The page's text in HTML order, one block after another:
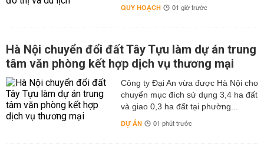
QUY HOẠCH 01 giờ trước
Hà Nội chuyển đổi đất Tây Tựu làm dự án trung
tâm văn phòng kết hợp dịch vụ thương mại
Công ty Đại An vừa được Hà Nội cho
chuyển mục đích sử dụng 3,4 ha đất
và giao 0,3 ha đất tại phường...
DỰ ÁN 01 phút trước